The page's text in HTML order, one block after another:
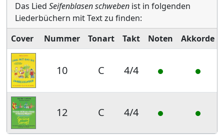
Das Lied Seifenblasen schweben ist in folgenden
Liederbüchern mit Text zu finden:
Cover
Nummer Tonart Takt Noten Akkorde
10 C 4/4
12 C 4/4